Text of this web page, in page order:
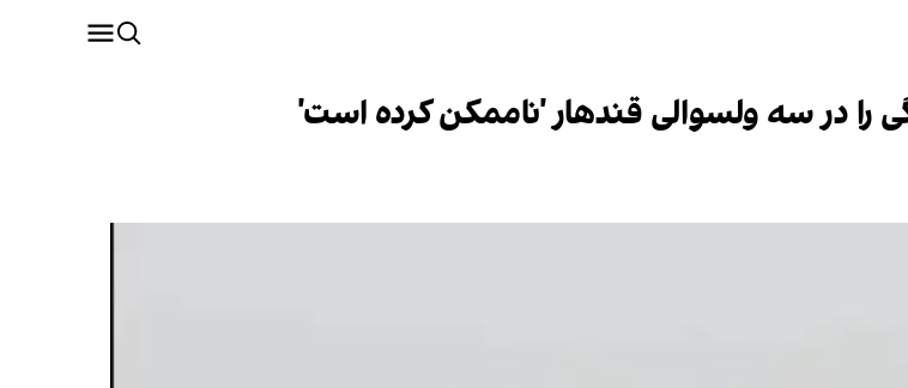
را در سه ولسوالی قندهار 'ناممکن کرده است'